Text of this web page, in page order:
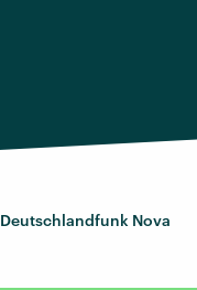
Deutschlandfunk Nova